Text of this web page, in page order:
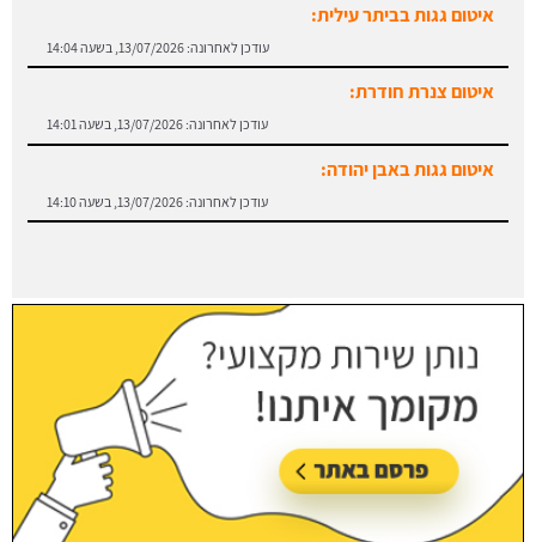
איטום גגות בביתר עילית:
עודכן לאחרונה: 13/07/2026, בשעה 14:04
איטום צנרת חודרת:
עודכן לאחרונה: 13/07/2026, בשעה 14:01
איטום גגות באבן יהודה:
עודכן לאחרונה: 13/07/2026, בשעה 14:10